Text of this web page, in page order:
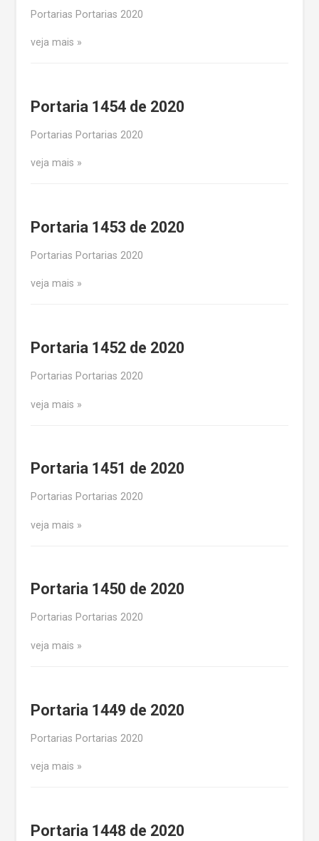
Portarias Portarias 2020
veja mais
Portaria 1454 de 2020
Portarias Portarias 2020
veja mais
Portaria 1453 de 2020
Portarias Portarias 2020
veja mais
Portaria 1452 de 2020
Portarias Portarias 2020
veja mais
Portaria 1451 de 2020
Portarias Portarias 2020
veja mais
Portaria 1450 de 2020
Portarias Portarias 2020
veja mais
Portaria 1449 de 2020
Portarias Portarias 2020
veja mais
Portaria 1448 de 2020